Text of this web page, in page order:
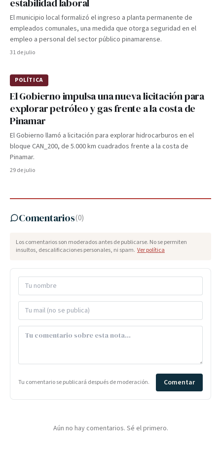
estabilidad laboral
El municipio local formalizó el ingreso a planta permanente de
empleados comunales, una medida que otorga seguridad en el
empleo a personal del sector público pinamarense.
31 de julio
POLÍTICA
El Gobierno impulsa una nueva licitación para
explorar petróleo y gas frente a la costa de
Pinamar
El Gobierno llamó a licitación para explorar hidrocarburos en el
bloque CAN_200, de 5.000 km cuadrados frente a la costa de
Pinamar.
29 de julio
Comentarios(0)
Los comentarios son moderados antes de publicarse. No se permiten
insultos, descalificaciones personales, ni spam. Ver política
Tu comentario se publicará después de moderación. Comentar
Aún no hay comentarios. Sé el primero.